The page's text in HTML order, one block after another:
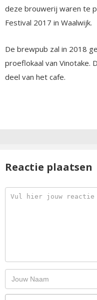
deze brouwerij waren te
Festival 2017 in Waalwijk.
De brewpub zal in 2018
proeflokaal van Vinotake.
deel van het cafe.
Reactie plaatsen